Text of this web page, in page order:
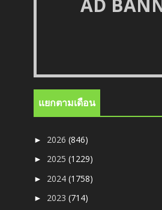
AD
แยกตามเดือน
► 2026(846)
► 2025(1229)
► 2024(1758)
► 2023(714)